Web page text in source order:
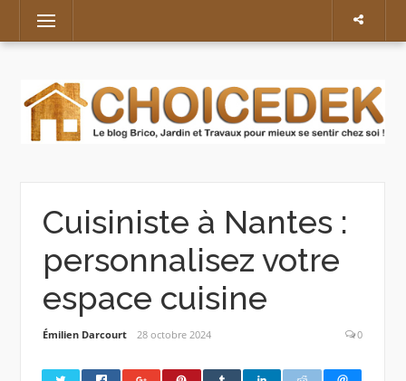
content
Menu
Cuisiniste à Nantes :
personnalisez votre
espace cuisine
Émilien Darcourt 28 octobre 2024 0